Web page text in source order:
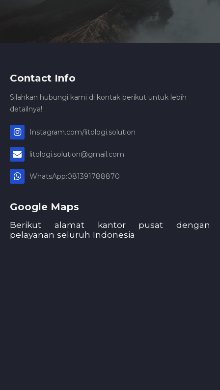
Contact Info
Silahkan hubungi kami di kontak berikut untuk lebih
detailnya!
Instagram.com/litologi.solution
litologi.solution@gmail.com
WhatsApp:081391788870
Google Maps
Berikut alamat kantor pusat dengan
pelayanan seluruh Indonesia